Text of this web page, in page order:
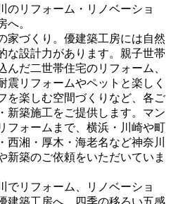
のリフォーム・リノベーショ
へ。
家づくり。優建築工房には自然
な設計力があります。親子世帯
だ二世帯住宅のリフォーム、
震リフォームやペットと楽しく
を楽しむ空間づくりなど、各ご
新築施工をご提供します。マン
フォームまで、横浜・川崎や町
西湘・厚木・海老名など神奈川
新築のご依頼をいただいていま
でリフォーム、リノベーショ